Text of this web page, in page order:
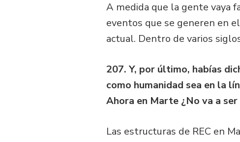
A medida que la gente vaya
eventos que se generen en
actual. Dentro de varios
207. Y, por último, habías
como humanidad sea en la
Ahora en Marte ¿No va a
Las estructuras de REC en